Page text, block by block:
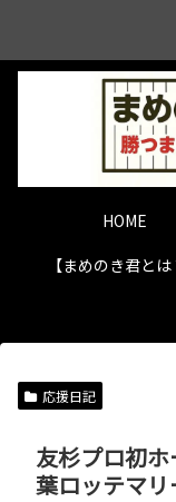
HOME
【まめのき君とは
応援日記
友杉プロ初
葉ロッテマ